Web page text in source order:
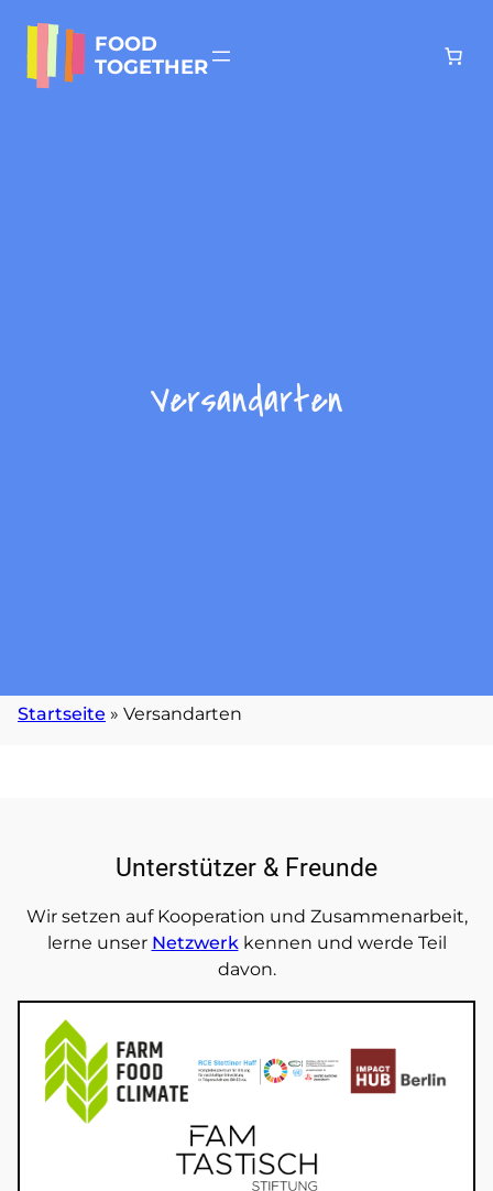
Inhalt
springen
FOOD
TOGETHER
Versandarten
Startseite » Versandarten
Unterstützer & Freunde
Wir setzen auf Kooperation und Zusammenarbeit,
lerne unser Netzwerkkennen und werde Teil
davon.